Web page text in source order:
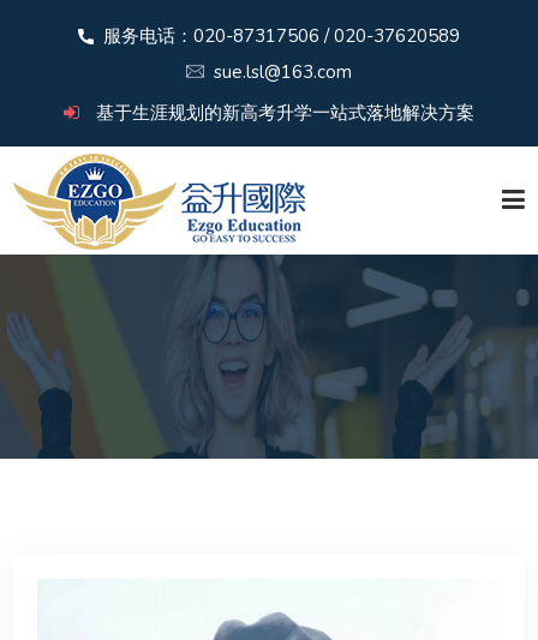
服务电话：020-87317506 / 020-37620589
sue.lsl@163.com
基于生涯规划的新高考升学一站式落地解决方案
关于益升
新闻中心